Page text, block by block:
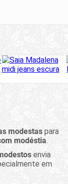
modestas para
modéstia.
envia
em